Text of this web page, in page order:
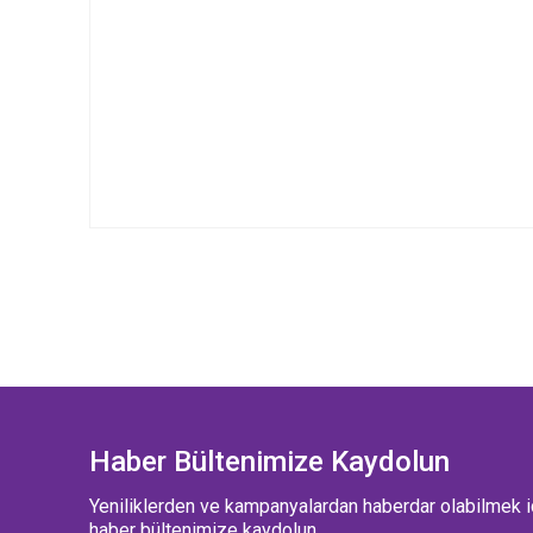
Haber Bültenimize Kaydolun
Yeniliklerden ve kampanyalardan haberdar olabilmek